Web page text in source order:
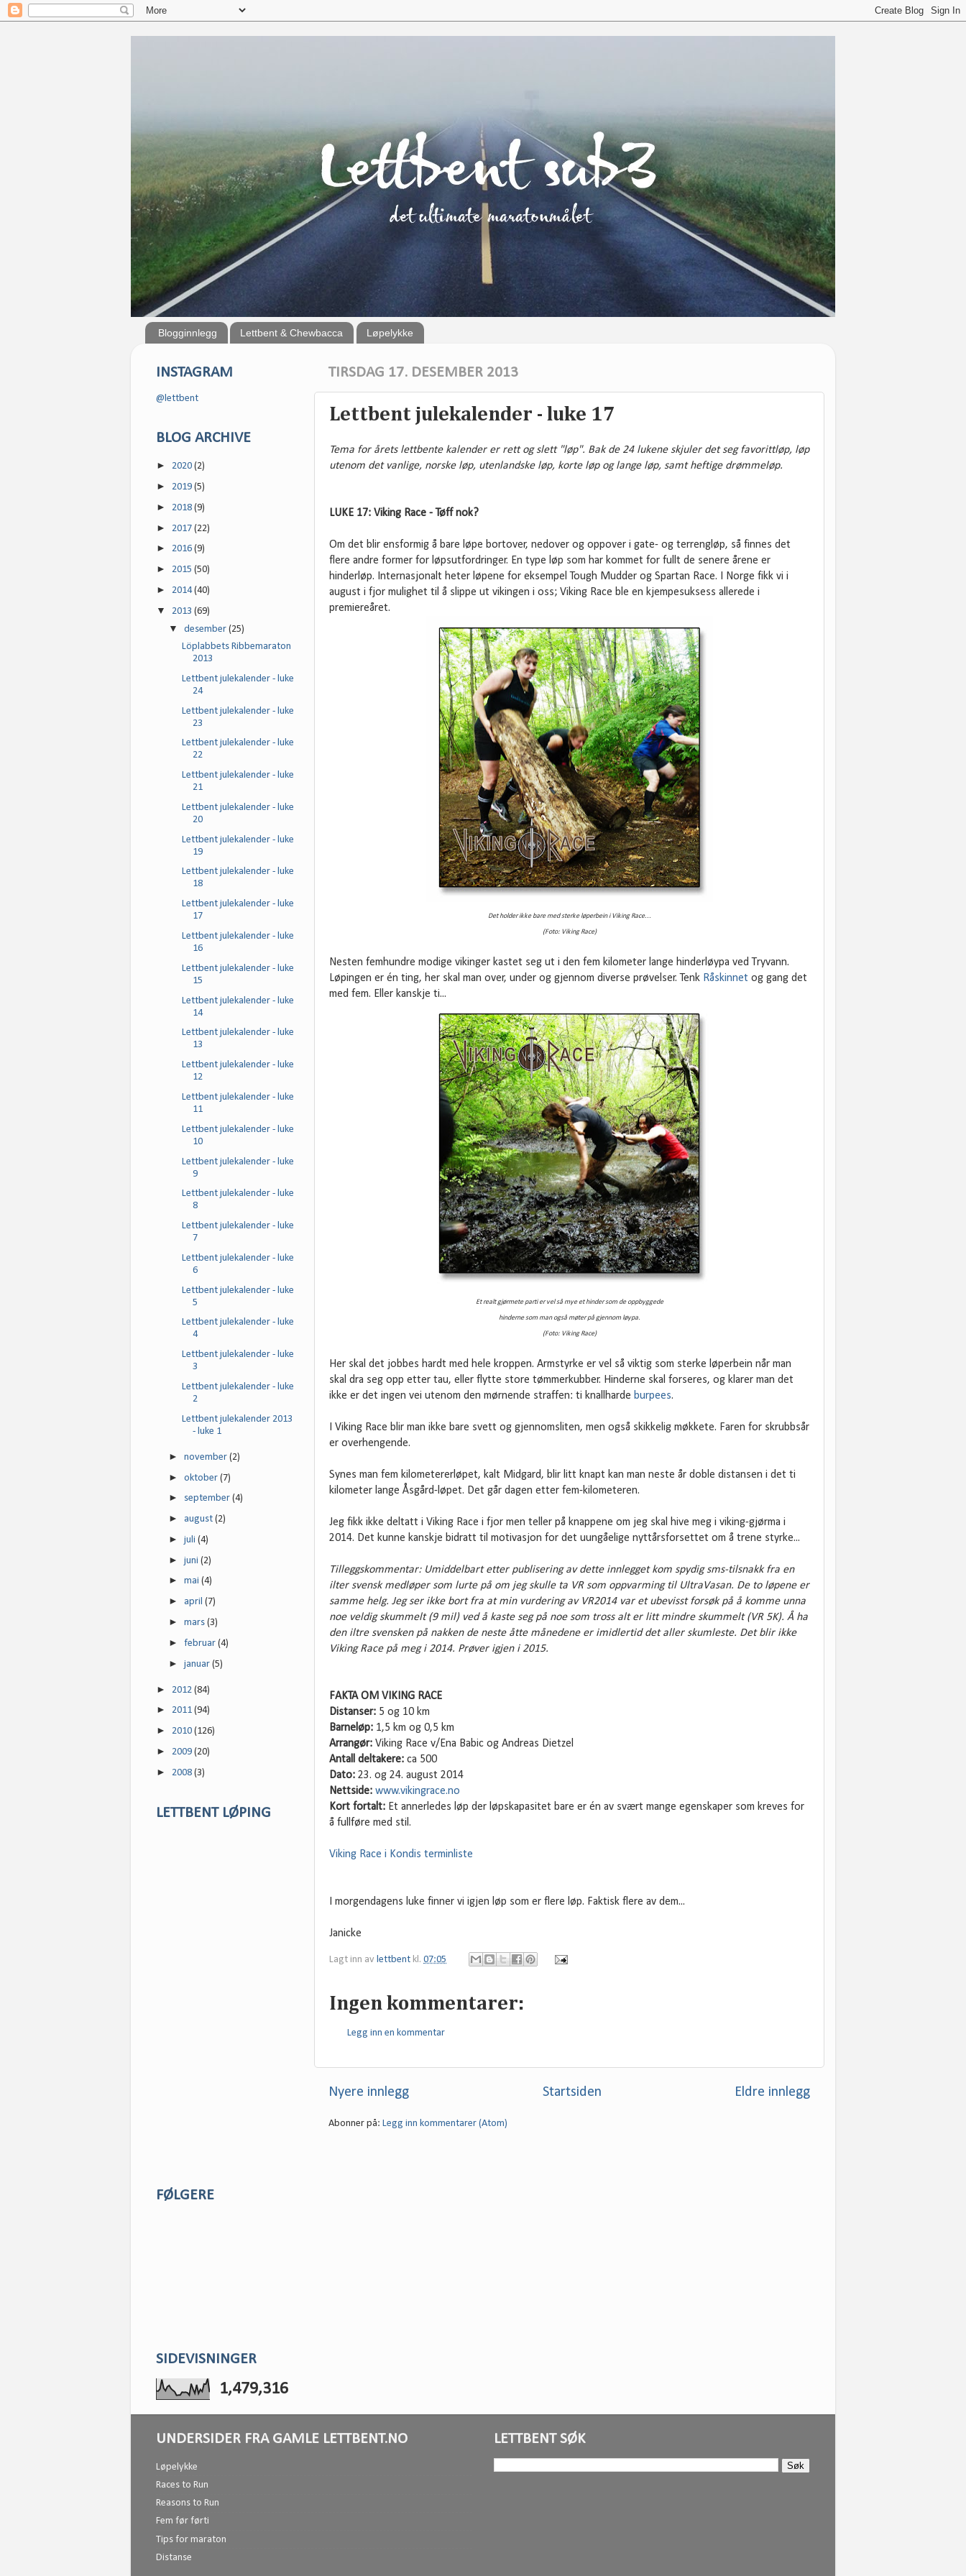
Blogginnlegg Lettbent & Chewbacca Løpelykke
TIRSDAG 17. DESEMBER 2013
Lettbent julekalender - luke 17
Tema for årets lettbente kalender er rett og slett "løp". Bak de 24 lukene skjuler det seg favorittløp, løp
utenom det vanlige, norske løp, utenlandske løp, korte løp og lange løp, samt heftige drømmeløp.
LUKE 17: Viking Race - Tøff nok?
Om det blir ensformig å bare løpe bortover, nedover og oppover i gate- og terrengløp, så finnes det
flere andre former for løpsutfordringer. En type løp som har kommet for fullt de senere årene er
hinderløp. Internasjonalt heter løpene for eksempel Tough Mudder og Spartan Race. I Norge fikk vi i
august i fjor mulighet til å slippe ut vikingen i oss; Viking Race ble en kjempesuksess allerede i
premiereåret.
Det holder ikke bare med sterke løperbein i Viking Race...
(Foto: Viking Race)
Nesten femhundre modige vikinger kastet seg ut i den fem kilometer lange hinderløypa ved Tryvann.
Løpingen er én ting, her skal man over, under og gjennom diverse prøvelser. Tenk Råskinnet og gang det
med fem. Eller kanskje ti...
Et realt gjørmete parti er vel så mye et hinder som de oppbyggede
hinderne som man også møter på gjennom løypa.
(Foto: Viking Race)
Her skal det jobbes hardt med hele kroppen. Armstyrke er vel så viktig som sterke løperbein når man
skal dra seg opp etter tau, eller flytte store tømmerkubber. Hinderne skal forseres, og klarer man det
ikke er det ingen vei utenom den mørnende straffen: ti knallharde burpees.
I Viking Race blir man ikke bare svett og gjennomsliten, men også skikkelig møkkete. Faren for skrubbsår
er overhengende.
Synes man fem kilometererløpet, kalt Midgard, blir litt knapt kan man neste år doble distansen i det ti
kilometer lange Åsgård-løpet. Det går dagen etter fem-kilometeren.
Jeg fikk ikke deltatt i Viking Race i fjor men teller på knappene om jeg skal hive meg i viking-gjørma i
2014. Det kunne kanskje bidratt til motivasjon for det uungåelige nyttårsforsettet om å trene styrke...
Tilleggskommentar: Umiddelbart etter publisering av dette innlegget kom spydig sms-tilsnakk fra en
ilter svensk medløper som lurte på om jeg skulle ta VR som oppvarming til UltraVasan. De to løpene er
samme helg. Jeg ser ikke bort fra at min vurdering av VR2014 var et ubevisst forsøk på å komme unna
noe veldig skummelt (9 mil) ved å kaste seg på noe som tross alt er litt mindre skummelt (VR 5K). Å ha
den iltre svensken på nakken de neste åtte månedene er imidlertid det aller skumleste. Det blir ikke
Viking Race på meg i 2014. Prøver igjen i 2015.
FAKTA OM VIKING RACE
Distanser: 5 og 10 km
Barneløp: 1,5 km og 0,5 km
Arrangør: Viking Race v/Ena Babic og Andreas Dietzel
Antall deltakere: ca 500
Dato: 23. og 24. august 2014
Nettside: www.vikingrace.no
Kort fortalt: Et annerledes løp der løpskapasitet bare er én av svært mange egenskaper som kreves for
å fullføre med stil.
Viking Race i Kondis terminliste
I morgendagens luke finner vi igjen løp som er flere løp. Faktisk flere av dem...
Janicke
Lagt inn av lettbent kl. 07:05
Ingen kommentarer:
Legg inn en kommentar
Nyere innlegg Eldre innlegg
Startsiden
Abonner på: Legg inn kommentarer (Atom)
INSTAGRAM
@lettbent
BLOG ARCHIVE
► 2020 (2)
► 2019 (5)
► 2018 (9)
► 2017 (22)
► 2016 (9)
► 2015 (50)
► 2014(40)
▼ 2013 (69)
▼desember(25)
Löplabbets Ribbemaraton
2013
Lettbent julekalender - luke
24
Lettbent julekalender - luke
23
Lettbent julekalender - luke
22
Lettbent julekalender - luke
21
Lettbent julekalender - luke
20
Lettbent julekalender - luke
19
Lettbent julekalender - luke
18
Lettbent julekalender - luke
17
Lettbent julekalender - luke
16
Lettbent julekalender - luke
15
Lettbent julekalender - luke
14
Lettbent julekalender - luke
13
Lettbent julekalender - luke
12
Lettbent julekalender - luke
11
Lettbent julekalender - luke
10
Lettbent julekalender - luke
9
Lettbent julekalender - luke
8
Lettbent julekalender - luke
7
Lettbent julekalender - luke
6
Lettbent julekalender - luke
5
Lettbent julekalender - luke
4
Lettbent julekalender - luke
3
Lettbent julekalender - luke
2
Lettbent julekalender 2013
- luke 1
►november(2)
►oktober(7)
► september(4)
►august(2)
►juli(4)
►juni(2)
►mai(4)
►april(7)
►mars(3)
►februar(4)
►januar(5)
► 2012 (84)
► 2011 (94)
► 2010 (126)
► 2009 (20)
► 2008 (3)
LETTBENT LØPING
FØLGERE
SIDEVISNINGER
1,479,316
UNDERSIDER FRA GAMLE LETTBENT.NO
Løpelykke
Races to Run
Reasons to Run
Fem før førti
Tips for maraton
Distanse
LETTBENT SØK